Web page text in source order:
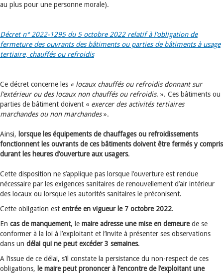
au plus pour une personne morale).
Décret n° 2022-1295 du 5 octobre 2022 relatif à l’obligation de
fermeture des ouvrants des bâtiments ou parties de bâtiments à usage
tertiaire, chauffés ou refroidis
Ce décret concerne les « locaux chauffés ou refroidis donnant sur
l’extérieur ou des locaux non chauffés ou refroidis. ». Ces bâtiments ou
parties de bâtiment doivent « exercer des activités tertiaires
marchandes ou non marchandes».
Ainsi, lorsque les équipements de chauffages ou refroidissements
fonctionnent les ouvrants de ces bâtiments doivent être fermés y compris
durant les heures d’ouverture aux usagers.
Cette disposition ne s’applique pas lorsque l’ouverture est rendue
nécessaire par les exigences sanitaires de renouvellement d’air intérieur
des locaux ou lorsque les autorités sanitaires le préconisent.
Cette obligation est entrée en vigueur le 7 octobre 2022.
En cas de manquement, le maire adresse une mise en demeurede se
conformer à la loi à l’exploitant et l’invite à présenter ses observations
dans un délai qui ne peut excéder 3 semaines.
A l’issue de ce délai, s’il constate la persistance du non-respect de ces
obligations, le maire peut prononcer à l’encontre de l’exploitant une